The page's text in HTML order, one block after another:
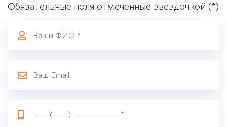
Обязательные поля отмеченные звездочкой (*)